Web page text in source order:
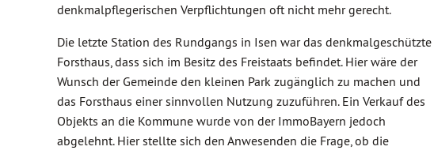
denkmalpflegerischen Verpflichtungen oft nicht mehr gerecht.
Die letzte Station des Rundgangs in Isen war das denkmalgeschützte
Forsthaus, dass sich im Besitz des Freistaats befindet. Hier wäre der
Wunsch der Gemeinde den kleinen Park zugänglich zu machen und
das Forsthaus einer sinnvollen Nutzung zuzuführen. Ein Verkauf des
Objekts an die Kommune wurde von der ImmoBayern jedoch
abgelehnt. Hier stellte sich den Anwesenden die Frage, ob die